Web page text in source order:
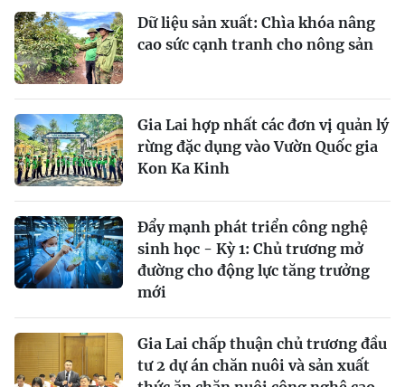
Dữ liệu sản xuất: Chìa khóa nâng
cao sức cạnh tranh cho nông sản
Gia Lai hợp nhất các đơn vị quản lý
rừng đặc dụng vào Vườn Quốc gia
Kon Ka Kinh
Đẩy mạnh phát triển công nghệ
sinh học - Kỳ 1: Chủ trương mở
đường cho động lực tăng trưởng
mới
Gia Lai chấp thuận chủ trương đầu
tư 2 dự án chăn nuôi và sản xuất